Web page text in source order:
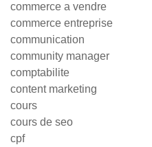
commerce a vendre
commerce entreprise
communication
community manager
comptabilite
content marketing
cours
cours de seo
cpf